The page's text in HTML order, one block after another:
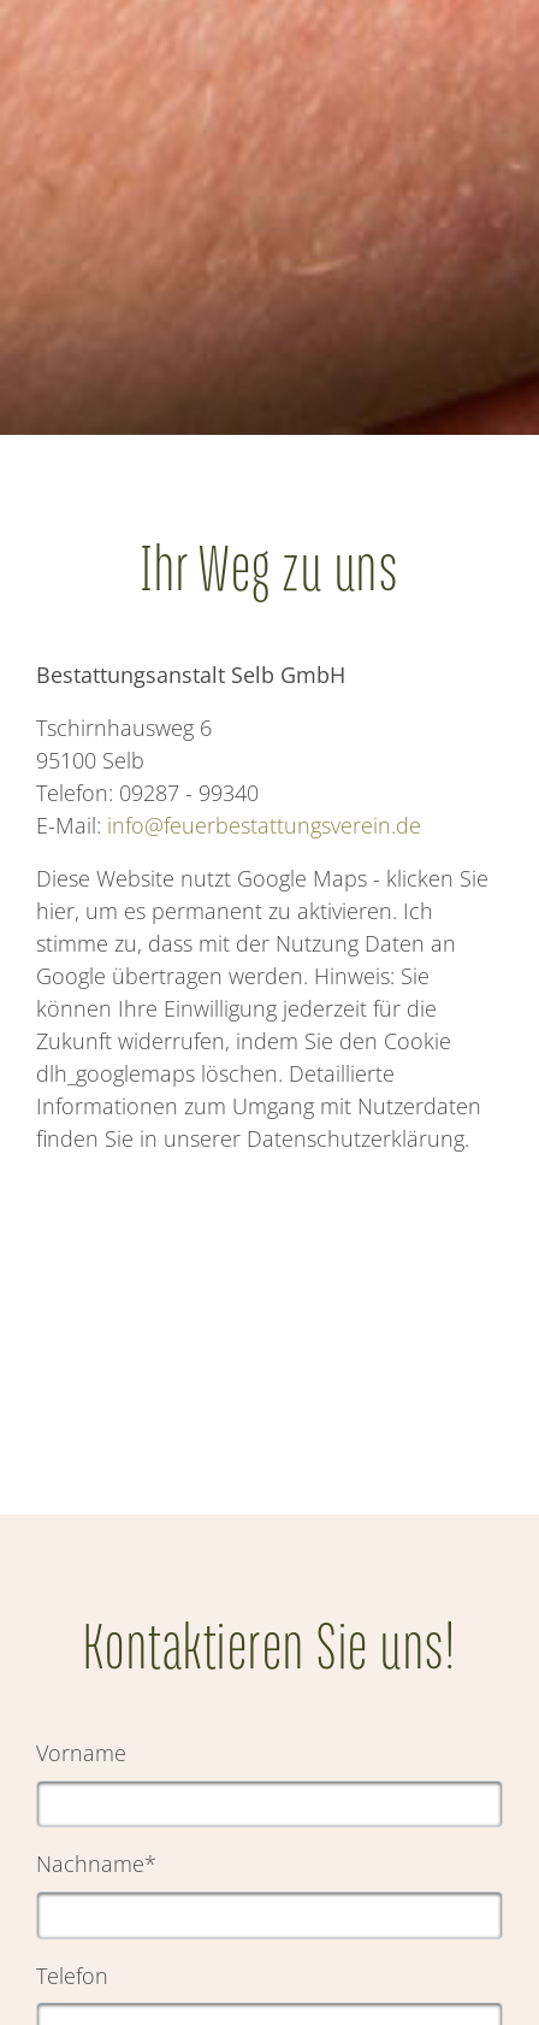
Ihr Weg zu uns
Bestattungsanstalt Selb GmbH
Tschirnhausweg 6
95100 Selb
Telefon: 09287 - 99340
E-Mail: info@feuerbestattungsverein.de
Diese Website nutzt Google Maps - klicken Sie
hier, um es permanent zu aktivieren. Ich
stimme zu, dass mit der Nutzung Daten an
Google übertragen werden. Hinweis: Sie
können Ihre Einwilligung jederzeit für die
Zukunft widerrufen, indem Sie den Cookie
dlh_googlemaps löschen. Detaillierte
Informationen zum Umgang mit Nutzerdaten
finden Sie in unserer Datenschutzerklärung.
Kontaktieren Sie uns!
Vorname
Nachname*
Telefon